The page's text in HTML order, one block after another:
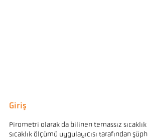
Giriş
Pirometri olarak da bilinen temassız
sıcaklık ölçümü uygulayıcısı tarafından